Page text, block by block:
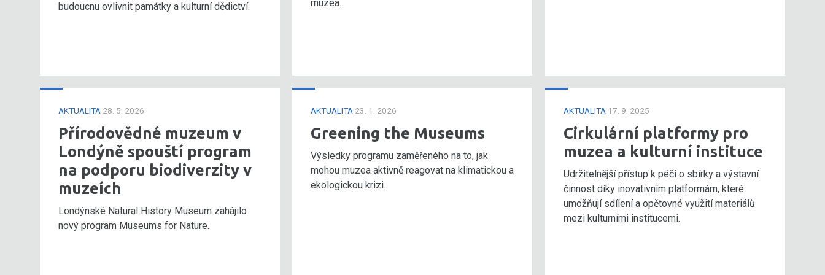
budoucnu ovlivnit památky a kulturní dědictví.
AKTUALITA 28. 5. 2026
Přírodovědné muzeum v
Londýně spouští program
na podporu biodiverzity v
muzeích
Londýnské Natural History Museum zahájilo
nový program Museums for Nature.
muzea.
AKTUALITA 23. 1. 2026
Greening the Museums
Výsledky programu zaměřeného na to, jak
mohou muzea aktivně reagovat na klimatickou a
ekologickou krizi.
AKTUALITA 17. 9. 2025
Cirkulární platformy pro
muzea a kulturní instituce
Udržitelnější přístup k péči o sbírky a výstavní
činnost díky inovativním platformám, které
umožňují sdílení a opětovné využití materiálů
mezi kulturními institucemi.